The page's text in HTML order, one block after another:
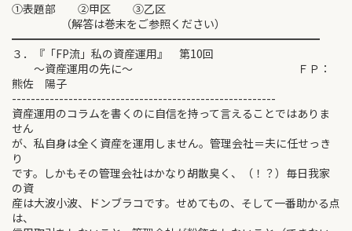
①表題部 ②甲区 ③乙区
（解答は巻末をご参照ください）
━━━━━━━━━━━━━━━━━━━━━━━━━━━━
３．『「FP流」私の資産運用』 第10回
～資産運用の先に～ ＦＰ：
熊佐 陽子
--------------------------------------------------------
資産運用のコラムを書くのに自信を持って言えることではありま
せん
が、私自身は全く資産を運用しません。管理会社＝夫に任せっき
り
です。しかもその管理会社はかなり胡散臭く、（！？）毎日我家
の資
産は大波小波、ドンブラコです。せめてもの、そして一番助かる点
は、